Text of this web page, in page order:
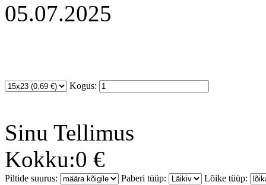
05.07.2025
Kogus:
Sinu Tellimus
Kokku:0 €
Piltide suurus: Paberi tüüp: Lõike tüüp: